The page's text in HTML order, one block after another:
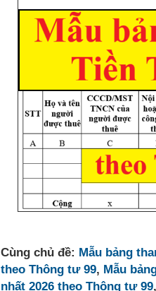
Cùng chủ đề: Mẫu bảng
theo Thông tư 99, Mẫu
nhất 2026 theo Thông tư 99